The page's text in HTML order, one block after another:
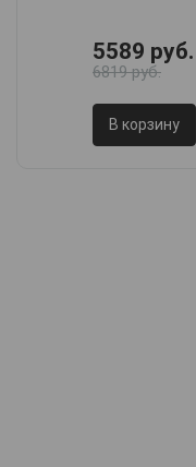
5589 руб.
6819 руб.
В корзину